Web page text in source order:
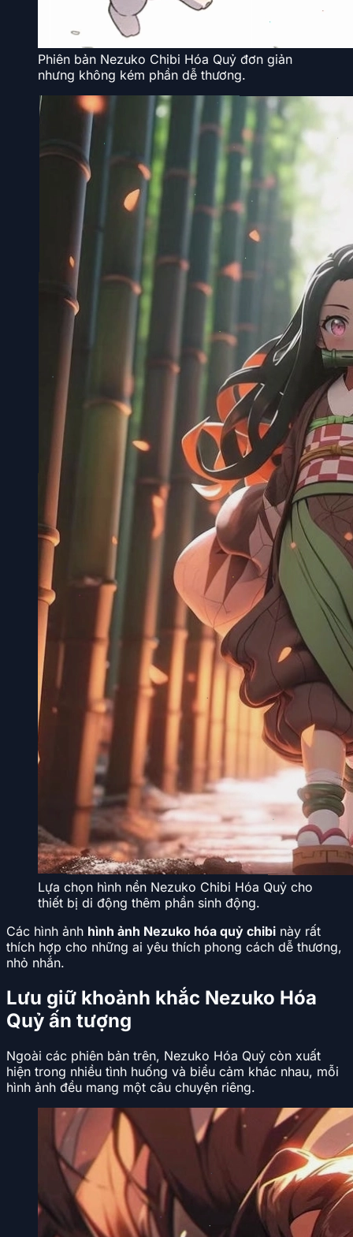
Phiên bản Nezuko Chibi Hóa Quỷ đơn giản
nhưng không kém phần dễ thương.
Lựa chọn hình nền Nezuko Chibi Hóa Quỷ cho
thiết bị di động thêm phần sinh động.
Các hình ảnh hình ảnh Nezuko hóa quỷ chibi này rất
thích hợp cho những ai yêu thích phong cách dễ thương,
nhỏ nhắn.
Lưu giữ khoảnh khắc Nezuko Hóa
Quỷ ấn tượng
Ngoài các phiên bản trên, Nezuko Hóa Quỷ còn xuất
hiện trong nhiều tình huống và biểu cảm khác nhau, mỗi
hình ảnh đều mang một câu chuyện riêng.